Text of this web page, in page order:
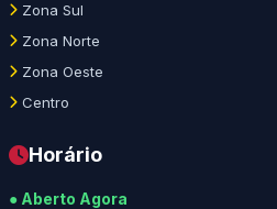
Zona Sul
Zona Norte
Zona Oeste
Centro
Horário
● Aberto Agora